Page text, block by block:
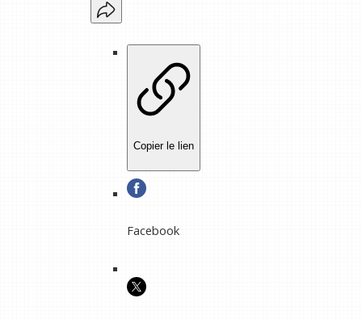
Copier le lien
Facebook